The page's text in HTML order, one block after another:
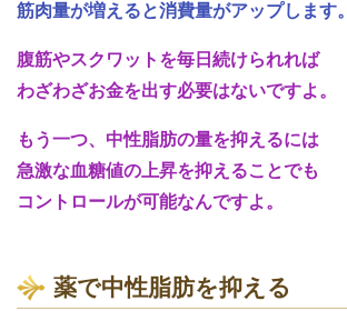
筋肉量が増えると消費量がアップします。
腹筋やスクワットを毎日続けられれば
わざわざお金を出す必要はないですよ。
もう一つ、中性脂肪の量を抑えるには
急激な血糖値の上昇を抑えることでも
コントロールが可能なんですよ。
薬で中性脂肪を抑える